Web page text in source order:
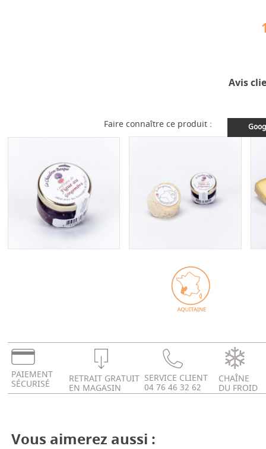
Avis
Faire connaître ce produit :
PAIEMENT
SÉCURISÉ RETRAIT GRATUIT
EN MAGASIN
SERVICE CLIENT
04 76 46 32 62
CHAÎNE
DU FROID
Vous aimerez aussi :